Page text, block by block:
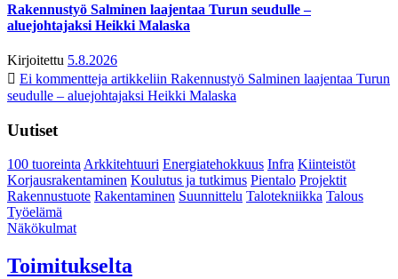
Rakennustyö Salminen laajentaa Turun seudulle –
aluejohtajaksi Heikki Malaska
Kirjoitettu 5.8.2026
Ei kommentteja artikkeliin Rakennustyö Salminen laajentaa Turun
seudulle – aluejohtajaksi Heikki Malaska
Uutiset
100 tuoreintaArkkitehtuuri Energiatehokkuus Infra Kiinteistöt
Korjausrakentaminen Koulutus ja tutkimus Pientalo Projektit
Rakennustuote Rakentaminen Suunnittelu Talotekniikka Talous
Työelämä
Näkökulmat
Toimitukselta